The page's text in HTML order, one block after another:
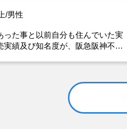
/男性
った事と以前自分も住んでいた実
績及び知名度が、阪急阪神不動